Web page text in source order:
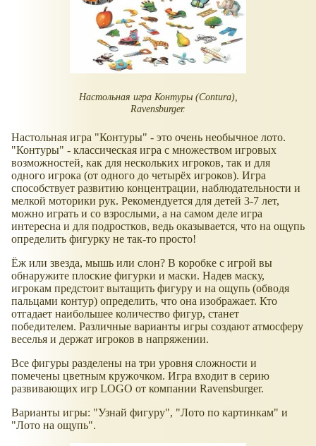
Настольная игра Контуры (Contura),
Ravensburger.
Настольная игра "Контуры" - это очень необычное лото.
"Контуры" - классическая игра с множеством игровых
возможностей, как для нескольких игроков, так и для
одного игрока (от одного до четырёх игроков). Игра
способствует развитию концентрации, наблюдательности и
мелкой моторики рук. Рекомендуется для детей 3-7 лет,
можно играть и со взрослыми, а на самом деле игра
интересна и для подростков, ведь оказывается, что на ощупь
определить фигурку не так-то просто!
Ёж или звезда, мышь или слон? В коробке с игрой вы
обнаружите плоские фигурки и маски. Надев маску,
игрокам предстоит вытащить фигуру и на ощупь (обводя
пальцами контур) определить, что она изображает. Кто
отгадает наибольшее количество фигур, станет
победителем. Различные варианты игры создают атмосферу
веселья и держат игроков в напряжении.
Все фигуры разделены на три уровня сложности и
помечены цветным кружочком. Игра входит в серию
развивающих игр LOGO от компании Ravensburger.
Варианты игры: "Узнай фигуру", "Лото по картинкам" и
"Лото на ощупь".